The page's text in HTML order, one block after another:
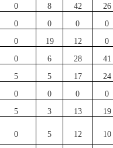
0 8 42 26
0 0 0 0
0 19 12 0
0 6 28 41
5 5 17 24
0 0 0 0
5 3 13 19
0 5 12 10